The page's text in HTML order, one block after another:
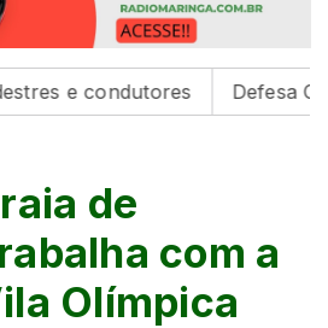
e condutores Defesa Civil
de
com a
Olímpica